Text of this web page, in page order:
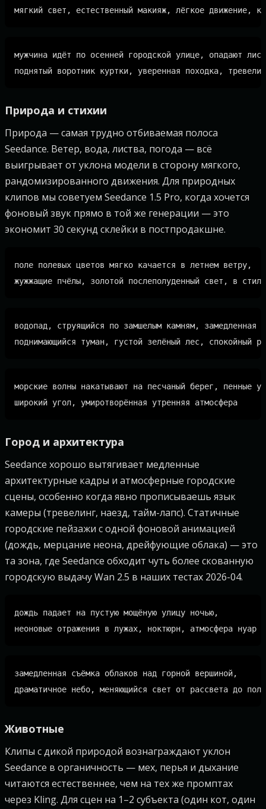
мужчина идёт по осенней городской улице, опадают
Природа и стихии
Природа — самая трудно отбиваемая полоса
Seedance. Ветер, вода, листва, погода — всё
выигрывает от уклона модели в сторону мягкого,
рандомизированного движения. Для природных
клипов мы советуем Seedance 1.5 Pro, когда хочется
фоновый звук прямо в той же генерации — это
экономит 30 секунд склейки в постпродакшне.
поле полевых цветов мягко качается в летнем ветру,
водопад, струящийся по замшелым камням, замедленная
морские волны накатывают на песчаный берег, пенные
Город и архитектура
Seedance хорошо вытягивает медленные
архитектурные кадры и атмосферные городские
сцены, особенно когда явно прописываешь язык
камеры (тревелинг, наезд, тайм-лапс). Статичные
городские пейзажи с одной фоновой анимацией
(дождь, мерцание неона, дрейфующие облака) — это
та зона, где Seedance обходит чуть более скованную
городскую выдачу Wan 2.5 в наших тестах 2026-04.
дождь падает на пустую мощёную улицу ночью,
замедленная съёмка облаков над горной вершиной,
Животные
Клипы с дикой природой вознаграждают уклон
Seedance в органичность — мех, перья и дыхание
читаются естественнее, чем на тех же промптах
через Kling. Для сцен на 1–2 субъекта (один кот, один